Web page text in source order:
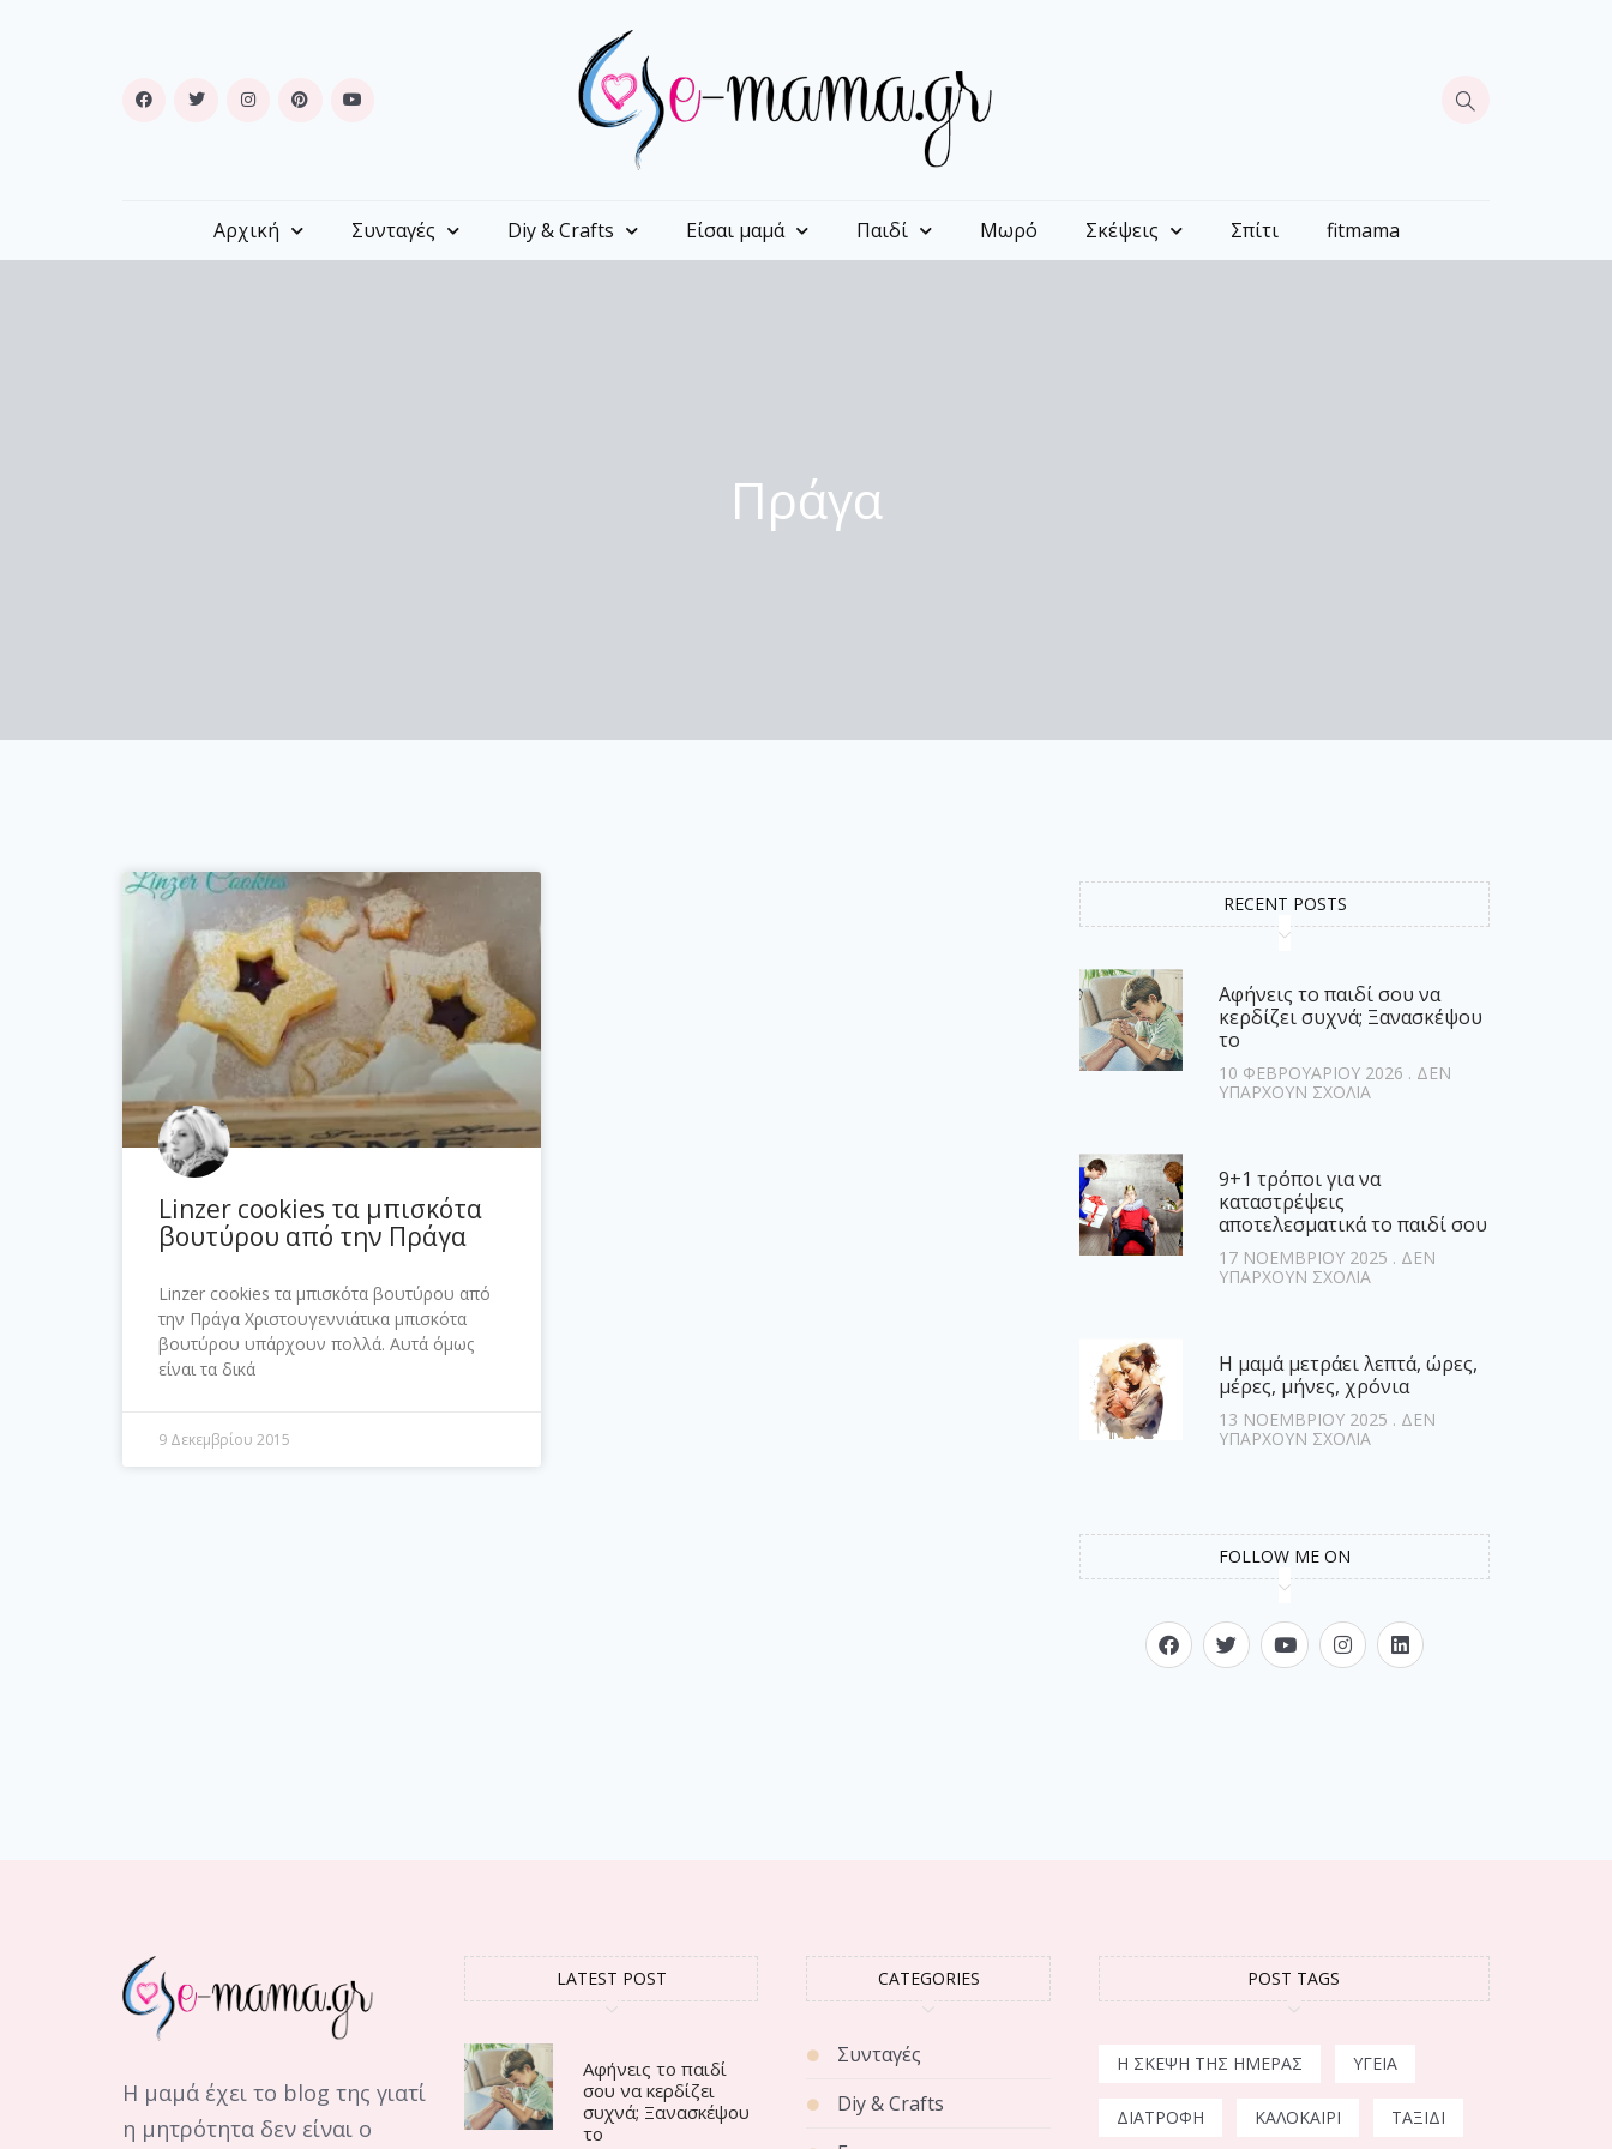
Αρχική Συνταγές Diy & Crafts Είσαι μαμά Παιδί Μωρό Σκέψεις Σπίτι fitmama
Πράγα
Linzer cookies τα μπισκότα
βουτύρου από την Πράγα
Linzer cookies τα μπισκότα βουτύρου από
την Πράγα Χριστουγεννιάτικα μπισκότα
βουτύρου υπάρχουν πολλά. Αυτά όμως
είναι τα δικά
9 Δεκεμβρίου 2015
RECENT POSTS
Αφήνεις το παιδί σου να
κερδίζει συχνά; Ξανασκέψου
το
10 ΦΕΒΡΟΥΑΡΊΟΥ 2026
ΔΕΝ
ΥΠΆΡΧΟΥΝ ΣΧΌΛΙΑ
9+1 τρόποι για να
καταστρέψεις
αποτελεσματικά το παιδί σου
17 ΝΟΕΜΒΡΊΟΥ 2025
ΔΕΝ
ΥΠΆΡΧΟΥΝ ΣΧΌΛΙΑ
Η μαμά μετράει λεπτά, ώρες,
μέρες, μήνες, χρόνια
13 ΝΟΕΜΒΡΊΟΥ 2025
ΔΕΝ
ΥΠΆΡΧΟΥΝ ΣΧΌΛΙΑ
FOLLOW ME ON
Η μαμά έχει το blog της γιατί
η μητρότητα δεν είναι ο
LATEST POST
Αφήνεις το παιδί
σου να κερδίζει
συχνά; Ξανασκέψου
το
CATEGORIES
Συνταγές
Diy & Crafts
POST TAGS
Η ΣΚΈΨΗ ΤΗΣ ΗΜΈΡΑΣ ΥΓΕΊΑ
ΔΙΑΤΡΟΦΉ ΚΑΛΟΚΑΊΡΙ ΤΑΞΊΔΙ